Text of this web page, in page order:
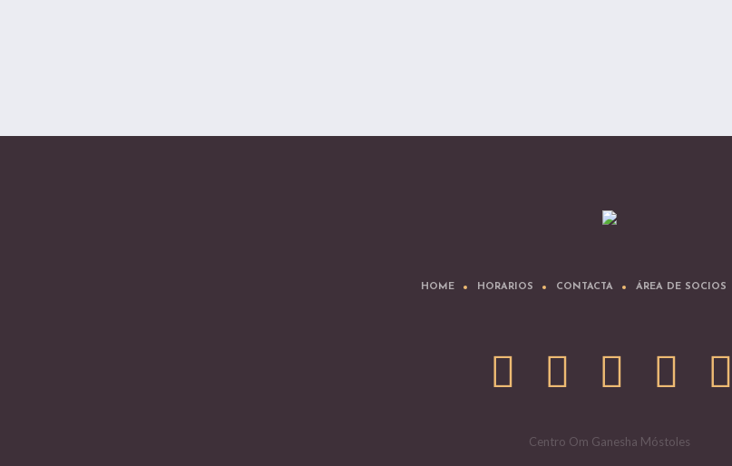
HOME HORARIOS CONTACTA ÁREA DE SOCIOS
Centro Om Ganesha Móstoles